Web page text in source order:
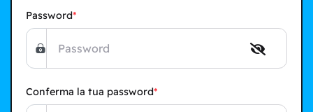
Password
Conferma la tua password